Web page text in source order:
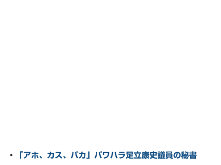
・ 「アホ、カス、バカ」パワハラ足立康史議員の秘書